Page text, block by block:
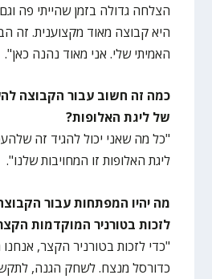
הצלחה גדולה בזמן שהייתי פה
היא קבוצה מאוד מקצוענית. זה
האמיתי שלי. אני מאוד נהנה כאן".
כמה זה חשוב עבור הקבוצה
של ליגת האלופות?
"כל מה שאני יכול להגיד זה
ליגת האלופות זו המחויבות שלנו".
מה יהיו המפתחות עבור
לזכות בטורניר המוקדמות
"כדי לזכות בטורניר הקצר,
כדורסל מנצח. לשחק הגנה,